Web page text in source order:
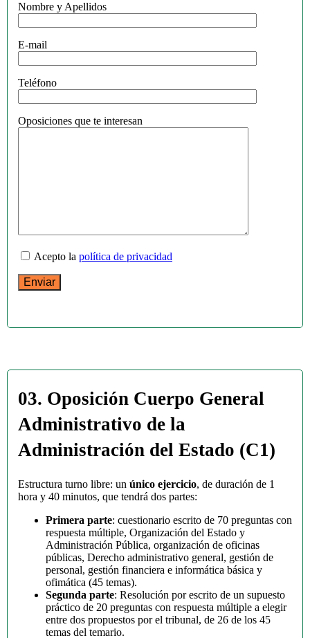
Nombre y Apellidos
E-mail
Teléfono
Oposiciones que te interesan
Acepto la política de privacidad
03. Oposición Cuerpo General
Administrativo de la
Administración del Estado (C1)
Estructura turno libre: un único ejercicio, de duración de 1
hora y 40 minutos, que tendrá dos partes:
Primera parte: cuestionario escrito de 70 preguntas con
respuesta múltiple, Organización del Estado y
Administración Pública, organización de oficinas
públicas, Derecho administrativo general, gestión de
personal, gestión financiera e informática básica y
ofimática (45 temas).
Segunda parte: Resolución por escrito de un supuesto
práctico de 20 preguntas con respuesta múltiple a elegir
entre dos propuestos por el tribunal, de 26 de los 45
temas del temario.